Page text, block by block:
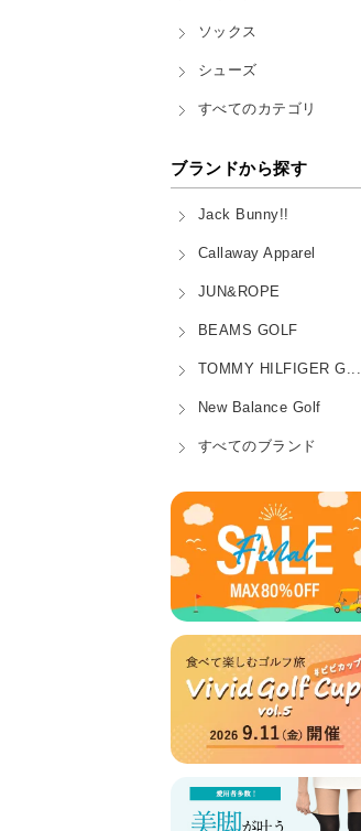
ソックス
シューズ
すべてのカテゴリ
ブランドから探す
Jack Bunny!!
Callaway Apparel
JUN&ROPE
BEAMS GOLF
TOMMY HILFIGER G...
New Balance Golf
すべてのブランド